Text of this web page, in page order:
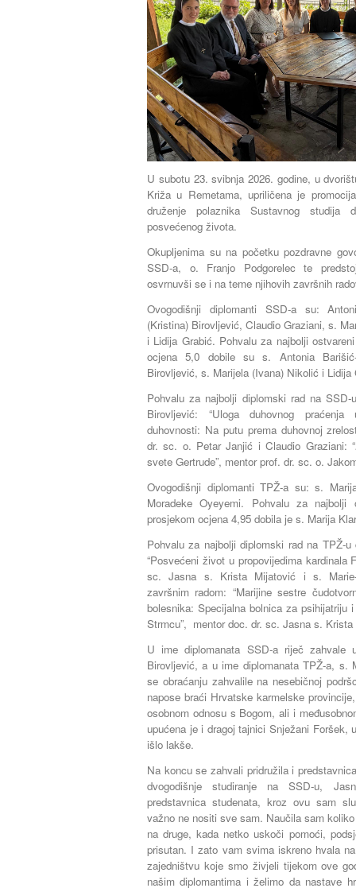
U subotu 23. svibnja 2026. godine, u
Križa u Remetama, upriličena je
druženje polaznika Sustavnog studija
posvećenog života.
Okupljenima su na početku pozdravne
SSD-a, o. Franjo Podgorelec te
osvrnuvši se i na teme njihovih završnih
Ovogodišnji diplomanti SSD-a su:
(Kristina) Birovljević, Claudio Graziani, s.
i Lidija Grabić. Pohvalu za najbolji
ocjena 5,0 dobile su s. Antonia
Birovljević, s. Marijela (Ivana) Nikolić i Lidija
Pohvalu za najbolji diplomski rad na
Birovljević: “Uloga duhovnog
duhovnosti: Na putu prema duhovnoj
dr. sc. o. Petar Janjić i Claudio Graziani: “
svete Gertrude”, mentor prof. dr. sc. o.
Ovogodišnji diplomanti TPŽ-a su: s.
Moradeke Oyeyemi. Pohvalu za
prosjekom ocjena 4,95 dobila je s. Marija
Pohvalu za najbolji diplomski rad na TPŽ-
“Posvećeni život u propovijedima kardinala
sc. Jasna s. Krista Mijatović i s.
završnim radom: “Marijine sestre
bolesnika: Specijalna bolnica za psihijatriju
Strmcu”, mentor doc. dr. sc. Jasna s.
U ime diplomanata SSD-a riječ zahvale
Birovljević, a u ime diplomanata TPŽ-a, s.
se obraćanju zahvalile na nesebičnoj
napose braći Hrvatske karmelske
osobnom odnosu s Bogom, ali i
upućena je i dragoj tajnici Snježani
išlo lakše.
Na koncu se zahvali pridružila i
dvogodišnje studiranje na SSD-u,
predstavnica studenata, kroz ovu sam
važno ne nositi sve sam. Naučila sam
na druge, kada netko uskoči pomoći,
prisutan. I zato vam svima iskreno hvala
zajedništvu koje smo živjeli tijekom ove
našim diplomantima i želimo da nastave